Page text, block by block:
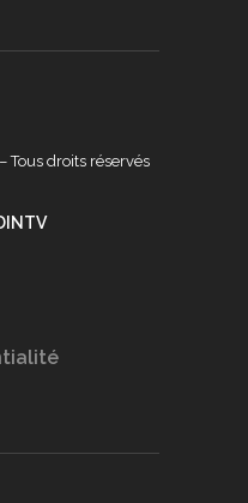
Tous droits réservés